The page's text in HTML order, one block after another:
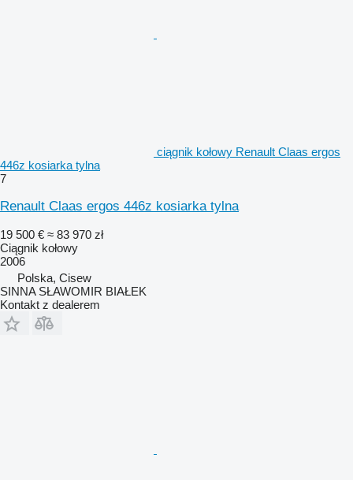
ciągnik kołowy Renault Claas ergos
446z kosiarka tylna
7
Renault Claas ergos 446z kosiarka tylna
19 500 € ≈ 83 970 zł
Ciągnik kołowy
2006
Polska, Cisew
SINNA SŁAWOMIR BIAŁEK
Kontakt z dealerem